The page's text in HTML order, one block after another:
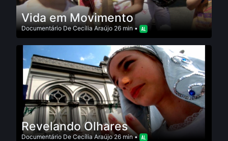
Vida em Movimento
DocumentárioDeCecília Araújo 26 min •
Revelando Olhares
Documentário De Cecília Araújo26 min •